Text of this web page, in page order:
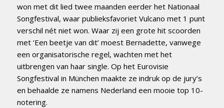
won met dit lied twee maanden eerder het Nationaal
Songfestival, waar publieksfavoriet Vulcano met 1 punt
verschil nét niet won. Waar zij een grote hit scoorden
met ‘Een beetje van dit’ moest Bernadette, vanwege
een organisatorische regel, wachten met het
uitbrengen van haar single. Op het Eurovisie
Songfestival in München maakte ze indruk op de jury’s
en behaalde ze namens Nederland een mooie top 10-
notering.